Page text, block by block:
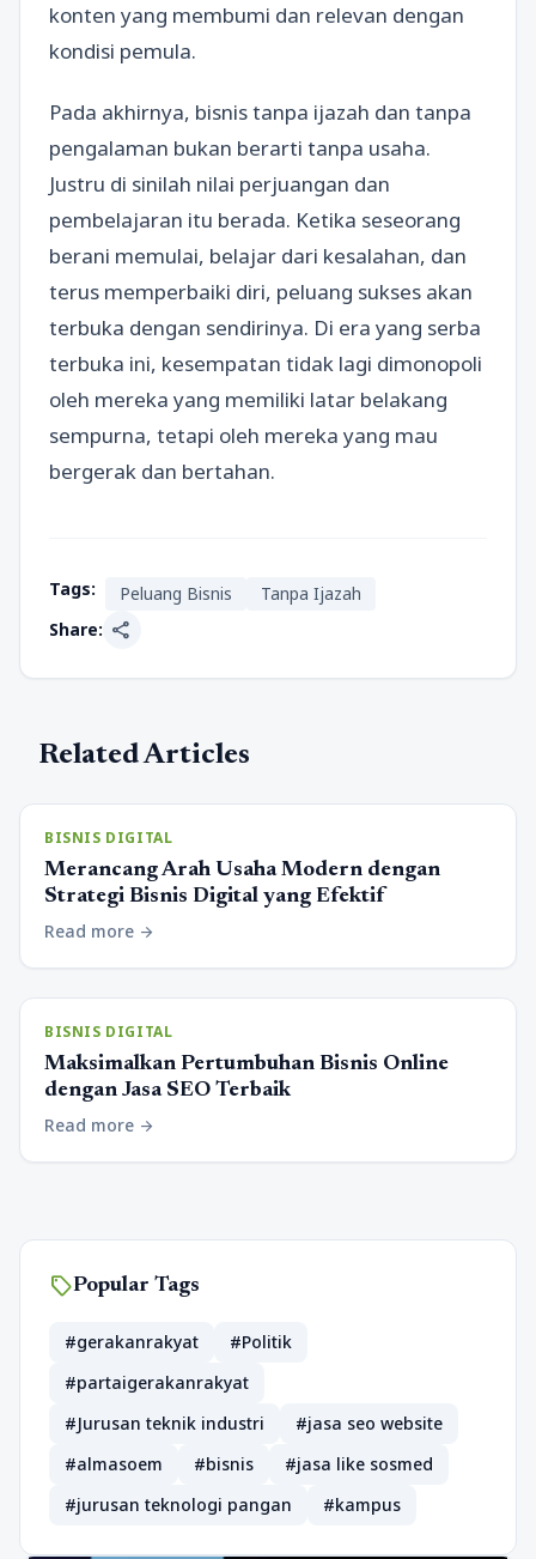
konten yang membumi dan relevan dengan
kondisi pemula.
Pada akhirnya, bisnis tanpa ijazah dan tanpa
pengalaman bukan berarti tanpa usaha.
Justru di sinilah nilai perjuangan dan
pembelajaran itu berada. Ketika seseorang
berani memulai, belajar dari kesalahan, dan
terus memperbaiki diri, peluang sukses akan
terbuka dengan sendirinya. Di era yang serba
terbuka ini, kesempatan tidak lagi dimonopoli
oleh mereka yang memiliki latar belakang
sempurna, tetapi oleh mereka yang mau
bergerak dan bertahan.
Tags: Peluang Bisnis
Tanpa Ijazah
Share: share
Related Articles
BISNIS DIGITAL
Merancang Arah Usaha Modern dengan
Strategi Bisnis Digital yang Efektif
Read more arrow_forward
BISNIS DIGITAL
Maksimalkan Pertumbuhan Bisnis Online
dengan Jasa SEO Terbaik
Read more arrow_forward
sellPopular Tags
#gerakanrakyat
#Politik
#partaigerakanrakyat
#Jurusan teknik industri
#jasa seo website
#almasoem
#bisnis
#jasa like sosmed
#jurusan teknologi pangan
#kampus